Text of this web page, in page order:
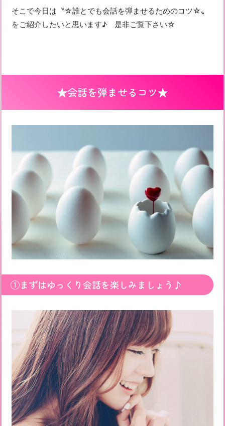
そこで今日は〝☆誰とでも会話を弾ませるためのコツ☆〟
をご紹介したいと思います♪ 是非ご覧下さい☆
★会話を弾ませるコツ★
①まずはゆっくり会話を楽しみましょう♪